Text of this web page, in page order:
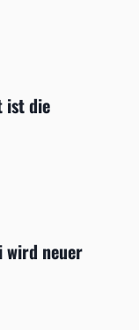
ist die
wird neuer